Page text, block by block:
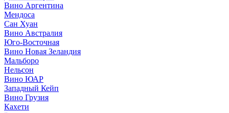
Вино Аргентина
Мендоса
Сан Хуан
Вино Австралия
Юго-Восточная
Вино Новая Зеландия
Мальборо
Нельсон
Вино ЮАР
Западный Кейп
Вино Грузия
Кахети